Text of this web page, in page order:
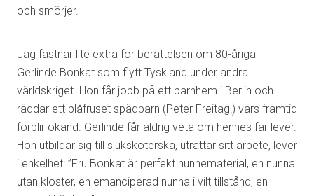
och smörjer.
Jag fastnar lite extra för berättelsen om 80-åriga
Gerlinde Bonkat som flytt Tyskland under andra
världskriget. Hon får jobb på ett barnhem i Berlin och
räddar ett blåfruset spädbarn (Peter Freitag!) vars framtid
förblir okänd. Gerlinde får aldrig veta om hennes far lever.
Hon utbildar sig till sjuksköterska, uträttar sitt arbete, lever
i enkelhet: ”Fru Bonkat är perfekt nunnematerial, en nunna
utan kloster, en emanciperad nunna i vilt tillstånd, en